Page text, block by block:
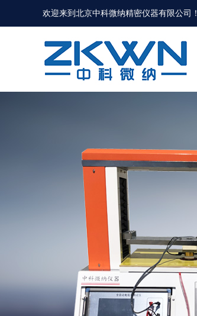
欢迎来到北京中科微纳精密仪器有限公司！